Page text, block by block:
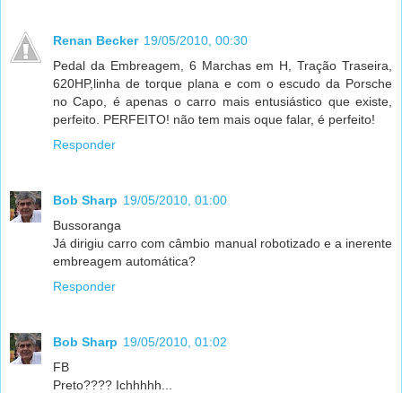
Renan Becker 19/05/2010, 00:30
Pedal da Embreagem, 6 Marchas em H, Tração Traseira,
620HP,linha de torque plana e com o escudo da Porsche
no Capo, é apenas o carro mais entusiástico que existe,
perfeito. PERFEITO! não tem mais oque falar, é perfeito!
Responder
Bob Sharp 19/05/2010, 01:00
Bussoranga
Já dirigiu carro com câmbio manual robotizado e a inerente
embreagem automática?
Responder
Bob Sharp 19/05/2010, 01:02
FB
Preto???? Ichhhhh...